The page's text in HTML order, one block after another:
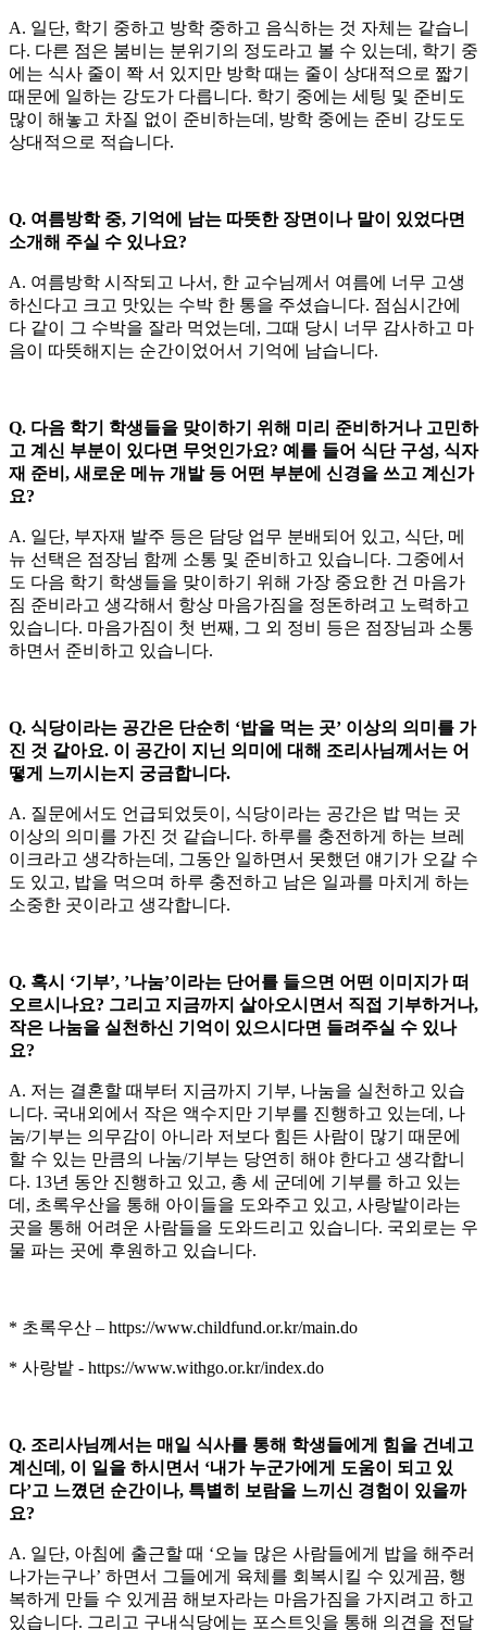
A. 일단, 학기 중하고 방학 중하고 음식하는 것 자체는 같습니
다. 다른 점은 붐비는 분위기의 정도라고 볼 수 있는데, 학기 중
에는 식사 줄이 쫙 서 있지만 방학 때는 줄이 상대적으로 짧기
때문에 일하는 강도가 다릅니다. 학기 중에는 세팅 및 준비도
많이 해놓고 차질 없이 준비하는데, 방학 중에는 준비 강도도
상대적으로 적습니다.
Q. 여름방학 중, 기억에 남는 따뜻한 장면이나 말이 있었다면
소개해 주실 수 있나요?
A. 여름방학 시작되고 나서, 한 교수님께서 여름에 너무 고생
하신다고 크고 맛있는 수박 한 통을 주셨습니다. 점심시간에
다 같이 그 수박을 잘라 먹었는데, 그때 당시 너무 감사하고 마
음이 따뜻해지는 순간이었어서 기억에 남습니다.
Q. 다음 학기 학생들을 맞이하기 위해 미리 준비하거나 고민하
고 계신 부분이 있다면 무엇인가요? 예를 들어 식단 구성, 식자
재 준비, 새로운 메뉴 개발 등 어떤 부분에 신경을 쓰고 계신가
요?
A. 일단, 부자재 발주 등은 담당 업무 분배되어 있고, 식단, 메
뉴 선택은 점장님 함께 소통 및 준비하고 있습니다. 그중에서
도 다음 학기 학생들을 맞이하기 위해 가장 중요한 건 마음가
짐 준비라고 생각해서 항상 마음가짐을 정돈하려고 노력하고
있습니다. 마음가짐이 첫 번째, 그 외 정비 등은 점장님과 소통
하면서 준비하고 있습니다.
Q. 식당이라는 공간은 단순히 ‘밥을 먹는 곳’ 이상의 의미를 가
진 것 같아요. 이 공간이 지닌 의미에 대해 조리사님께서는 어
떻게 느끼시는지 궁금합니다.
A. 질문에서도 언급되었듯이, 식당이라는 공간은 밥 먹는 곳
이상의 의미를 가진 것 같습니다. 하루를 충전하게 하는 브레
이크라고 생각하는데, 그동안 일하면서 못했던 얘기가 오갈 수
도 있고, 밥을 먹으며 하루 충전하고 남은 일과를 마치게 하는
소중한 곳이라고 생각합니다.
Q. 혹시 ‘기부’, ’나눔’이라는 단어를 들으면 어떤 이미지가 떠
오르시나요? 그리고 지금까지 살아오시면서 직접 기부하거나,
작은 나눔을 실천하신 기억이 있으시다면 들려주실 수 있나
요?
A. 저는 결혼할 때부터 지금까지 기부, 나눔을 실천하고 있습
니다. 국내외에서 작은 액수지만 기부를 진행하고 있는데, 나
눔/기부는 의무감이 아니라 저보다 힘든 사람이 많기 때문에
할 수 있는 만큼의 나눔/기부는 당연히 해야 한다고 생각합니
다. 13년 동안 진행하고 있고, 총 세 군데에 기부를 하고 있는
데, 초록우산을 통해 아이들을 도와주고 있고, 사랑밭이라는
곳을 통해 어려운 사람들을 도와드리고 있습니다. 국외로는 우
물 파는 곳에 후원하고 있습니다.
* 초록우산 – https://www.childfund.or.kr/main.do
* 사랑밭 - https://www.withgo.or.kr/index.do
Q. 조리사님께서는 매일 식사를 통해 학생들에게 힘을 건네고
계신데, 이 일을 하시면서 ‘내가 누군가에게 도움이 되고 있
다’고 느꼈던 순간이나, 특별히 보람을 느끼신 경험이 있을까
요?
A. 일단, 아침에 출근할 때 ‘오늘 많은 사람들에게 밥을 해주러
나가는구나’ 하면서 그들에게 육체를 회복시킬 수 있게끔, 행
복하게 만들 수 있게끔 해보자라는 마음가짐을 가지려고 하고
있습니다. 그리고 구내식당에는 포스트잇을 통해 의견을 전달